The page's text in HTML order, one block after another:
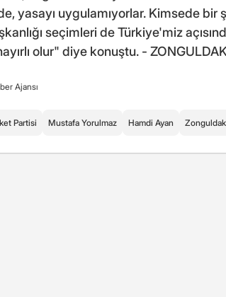
yasayı uygulamıyorlar. Kimsede bir
seçimleri de Türkiye'miz
olur" diye konuştu. -
Ajansı
Partisi Mustafa Yorulmaz Hamdi Ayan Zonguldak